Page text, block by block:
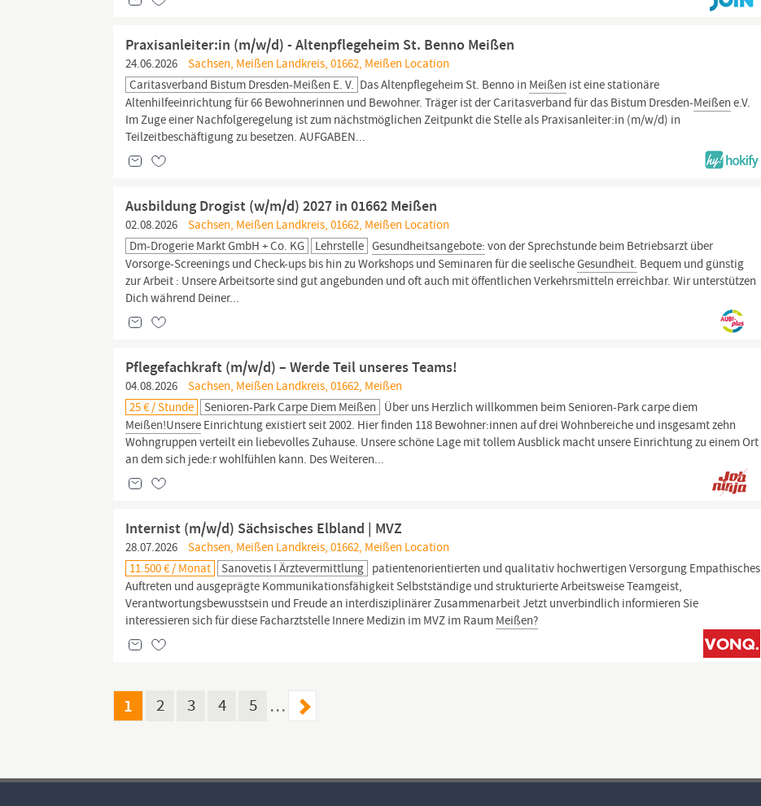
Praxisanleiter:in (m/w/d) - Altenpflegeheim St. Benno Meißen
24.06.2026
Sachsen, Meißen Landkreis, 01662, Meißen Location
Caritasverband Bistum Dresden-Meißen E. V. Das Altenpflegeheim St. Benno in Meißen ist eine stationäre
Altenhilfeeinrichtung für 66 Bewohnerinnen und Bewohner. Träger ist der Caritasverband für das Bistum Dresden-Meißen e.V.
Im Zuge einer Nachfolgeregelung ist zum nächstmöglichen Zeitpunkt die Stelle als Praxisanleiter:in (m/w/d) in
Teilzeitbeschäftigung zu besetzen. AUFGABEN...
Ausbildung Drogist (w/m/d) 2027 in 01662 Meißen
02.08.2026
Sachsen, Meißen Landkreis, 01662, Meißen Location
Dm-Drogerie Markt GmbH + Co. KG
Lehrstelle Gesundheitsangebote: von der Sprechstunde beim Betriebsarzt über
Vorsorge-Screenings und Check-ups bis hin zu Workshops und Seminaren für die seelischeGesundheit. Bequem und günstig
zur Arbeit : Unsere Arbeitsorte sind gut angebunden und oft auch mit öffentlichen Verkehrsmitteln erreichbar. Wir unterstützen
Dich während Deiner...
Pflegefachkraft (m/w/d) – Werde Teil unseres Teams!
04.08.2026
Sachsen, Meißen Landkreis, 01662, Meißen
25 € / Stunde
Senioren-Park Carpe Diem Meißen Über uns Herzlich willkommen beim Senioren-Park carpe diem
Meißen!Unsere Einrichtung existiert seit 2002. Hier finden 118 Bewohner:innen auf drei Wohnbereiche und insgesamt zehn
Wohngruppen verteilt ein liebevolles Zuhause. Unsere schöne Lage mit tollem Ausblick macht unsere Einrichtung zu einem Ort
an dem sich jede:r wohlfühlen kann. Des Weiteren...
Internist (m/w/d) Sächsisches Elbland | MVZ
28.07.2026
Sachsen, Meißen Landkreis, 01662, Meißen Location
11.500 € / Monat
Sanovetis I Ärztevermittlung patientenorientierten und qualitativ hochwertigen Versorgung Empathisches
Auftreten und ausgeprägte Kommunikationsfähigkeit Selbstständige und strukturierte Arbeitsweise Teamgeist,
Verantwortungsbewusstsein und Freude an interdisziplinärer Zusammenarbeit Jetzt unverbindlich informieren Sie
interessieren sich für diese Facharztstelle Innere Medizin im MVZ im Raum Meißen?
1 2 3 4 5 …